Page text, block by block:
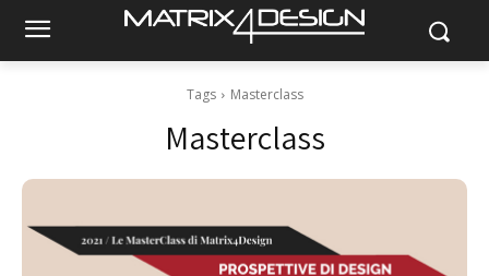
Tags Masterclass
Masterclass